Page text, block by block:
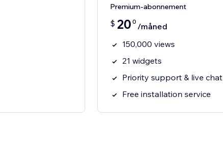
Premium-abonnement
$ 20 0 /måned
150,000 views
21 widgets
Priority support & live chat
Free installation service